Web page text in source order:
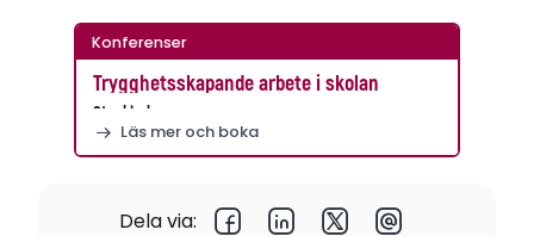
Konferenser
Trygghetsskapande arbete i skolan
Stockholm
Läs mer och boka
Dela via: